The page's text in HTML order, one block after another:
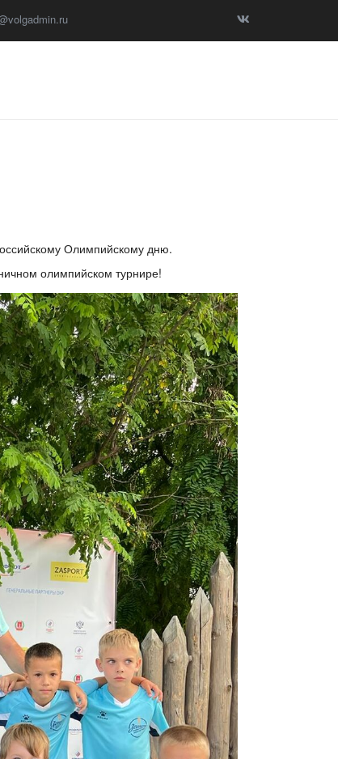
Олимпийскому дню.
олимпийском турнире!